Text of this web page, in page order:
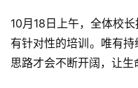
10月18日上午，全体校
有针对性的培训。唯有持
思路才会不断开阔，让生